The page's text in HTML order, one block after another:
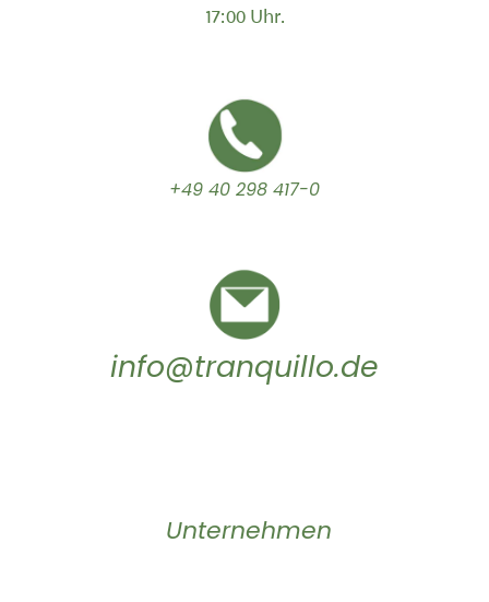
17:00 Uhr.
+49 40 298 417-0
info@tranquillo.de
Unternehmen